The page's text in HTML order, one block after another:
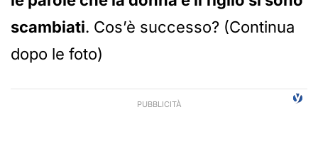
scambiati. Cos’è successo? (Continua
dopo le foto)